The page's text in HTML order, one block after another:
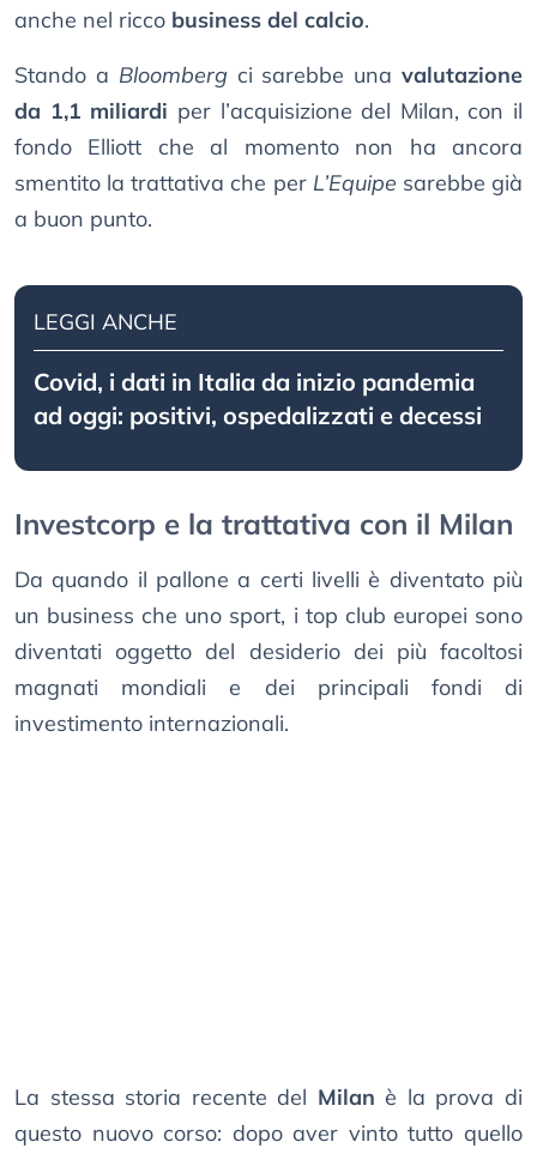
anche nel ricco business del calcio.
Stando a Bloomberg ci sarebbe unavalutazione
da 1,1 miliardi per l’acquisizione del Milan, con il
fondo Elliott che al momento non ha ancora
smentito la trattativa che per L’Equipe sarebbe già
a buon punto.
LEGGI ANCHE
Covid, i dati in Italia da inizio pandemia
ad oggi: positivi, ospedalizzati e decessi
Investcorp e la trattativa con il Milan
Da quando il pallone a certi livelli è diventato più
un business che uno sport, i top club europei sono
diventati oggetto del desiderio dei più facoltosi
magnati mondiali e dei principali fondi di
investimento internazionali.
La stessa storia recente del Milanè la prova di
questo nuovo corso: dopo aver vinto tutto quello